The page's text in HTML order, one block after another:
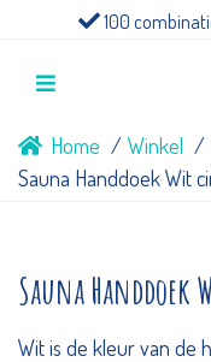
100
Home
Winkel
Sauna Handdoek Wit
Sauna
Wit is de kleur van de